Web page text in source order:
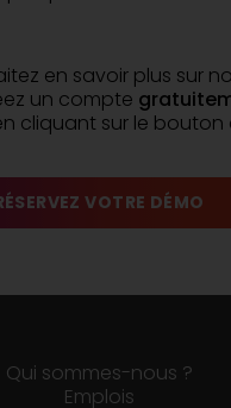
en savoir plus sur
un compte
cliquant sur le bouton
VOTRE DÉMO
Qui sommes-nous ?
Emplois